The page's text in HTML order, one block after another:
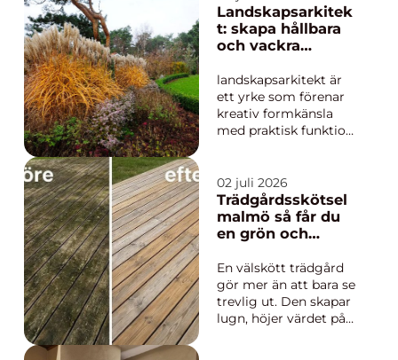
temperaturskiftningar
. En genomtänkt VVS-
lösning skyddar inte
ocks&ari...
Landskapsarkitek
t: skapa hållbara
och vackra
landskapsarkitekt är
ett yrke som förenar
kreativ formkänsla
med praktisk funktion
om att gestalta
utemiljöer som
fungerar i vardagen,
tål årstidernas
samtidigt ger
människor rum för
vila, lek,...
02 juli 2026
Trädgårdsskötsel
malmö så får du
en grön och
En välskött trädgård
gör mer än att bara se
trevlig ut. Den skapar
lugn, höjer värdet på